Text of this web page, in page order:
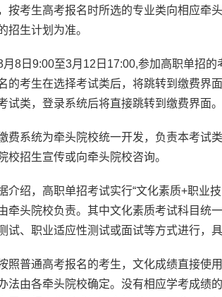
按考生高考报名时所选的专业类向相应牵
招生计划为准。
8日9:00至3月12日17:00,参加高职单招的
的考生在选择考试类后，将跳转到缴费界
试类，登录系统后将直接跳转到缴费界面。
费系统为牵头院校统一开发，负责本考试
校招生宣传或向牵头院校咨询。
介绍，高职单招考试实行“文化素质+职业
牵头院校负责。其中文化素质考试科目统
试、职业适应性测试或面试等方式进行，
照普通高考报名的考生，文化成绩直接使
法由各牵头院校确定。没有相应学考成绩